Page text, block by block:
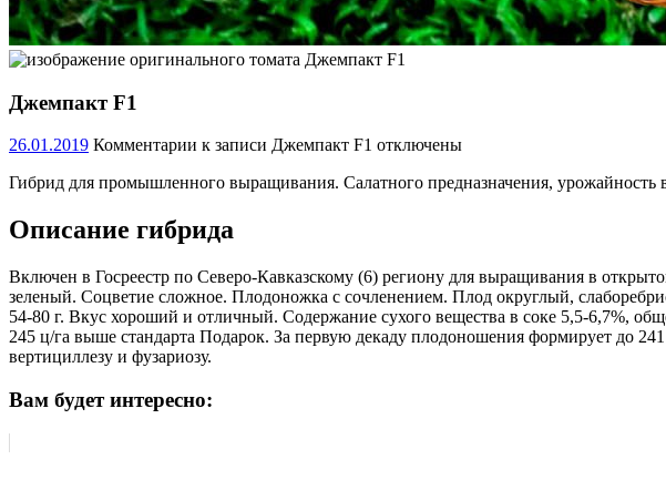
Джемпакт F1
26.01.2019 Комментарии к записи Джемпакт F1 отключены
Гибрид для промышленного выращивания. Салатного предназначения, урожайность
Описание гибрида
Включен в Госреестр по Северо-Кавказскому (6) региону для выращивания в
зеленый. Соцветие сложное. Плодоножка с сочленением. Плод округлый,
54-80 г. Вкус хороший и отличный. Содержание сухого вещества в соке 5,5-6,7%,
245 ц/га выше стандарта Подарок. За первую декаду плодоношения формирует до
вертициллезу и фузариозу.
Вам будет интересно: